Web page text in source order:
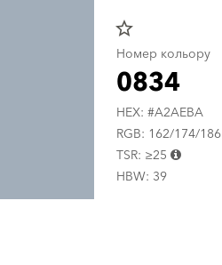
star_border
Номер кольору
0834
HEX: #A2AEBA
RGB: 162/174/186
TSR: ≥25
HBW: 39